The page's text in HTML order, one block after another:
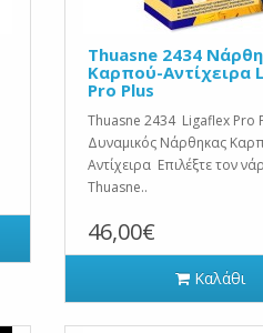
Thuasne 2434
Καρπού-Αντίχειρα
Pro Plus
Thuasne 2434 Ligaflex Pro
Δυναμικός Νάρθηκας
Αντίχειρα Επιλέξτε τον
Thuasne..
46,00€
Καλάθι